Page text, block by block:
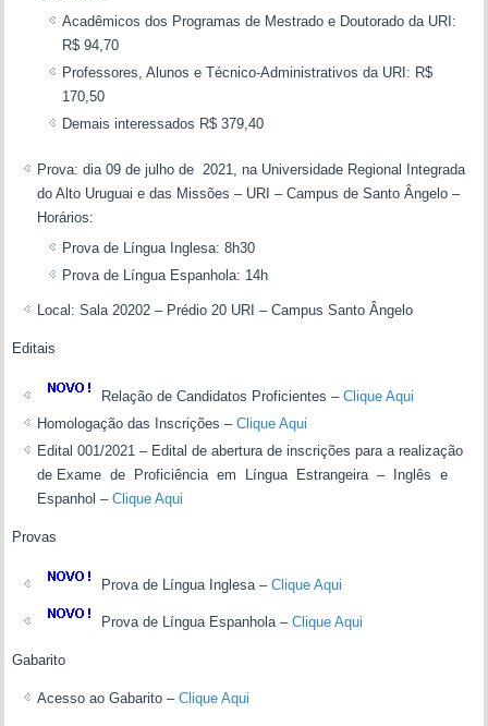
Acadêmicos dos Programas de Mestrado e Doutorado da URI:
R$ 94,70
Professores, Alunos e Técnico-Administrativos da URI: R$
170,50
Demais interessados R$ 379,40
Prova: dia 09 de julho de 2021, na Universidade Regional Integrada
do Alto Uruguai e das Missões – URI – Campus de Santo Ângelo –
Horários:
Prova de Língua Inglesa: 8h30
Prova de Língua Espanhola: 14h
Local: Sala 20202 – Prédio 20 URI – Campus Santo Ângelo
Editais
Relação de Candidatos Proficientes –Clique Aqui
Homologação das Inscrições –Clique Aqui
Edital 001/2021 – Edital de abertura de inscrições para a realização
de Exame de Proficiência em Língua Estrangeira – Inglês e
Espanhol –Clique Aqui
Provas
Prova de Língua Inglesa –Clique Aqui
Prova de Língua Espanhola –Clique Aqui
Gabarito
Acesso ao Gabarito –Clique Aqui